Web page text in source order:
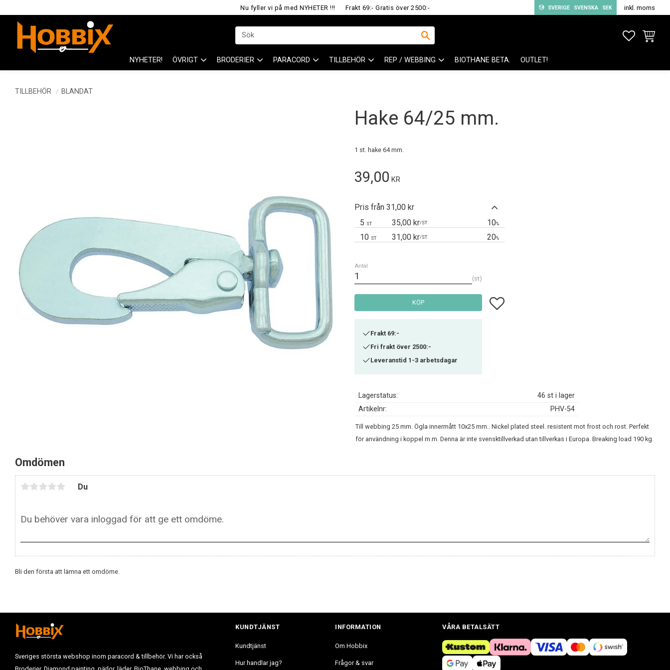
Nu fyller vi på med NYHETER !!! Frakt 69:- Gratis över 2500:- SVERIGE SVENSKA SEK inkl. moms
NYHETER! ÖVRIGT BRODERIER PARACORD TILLBEHÖR REP / WEBBING BIOTHANE BETA. OUTLET!
TILLBEHÖR BLANDAT
Hake 64/25 mm.
1 st. hake 64 mm.
39,00 KR
Pris från 31,00 kr
5 ST 35,00 kr/ST 10%
10 ST 31,00 kr/ST 20%
Antal
st
KÖP Lägg till i favoriter
Frakt 69:-
Fri frakt över 2500:-
Leveranstid 1-3 arbetsdagar
Lagerstatus
46 st i lager
Artikelnr
PHV-54
Till webbing 25 mm. Ögla innermått 10x25 mm.. Nickel plated steel. resistent mot frost och rost. Perfekt
för användning i koppel m.m. Denna är inte svensktillverkad utan tillverkas i Europa. Breaking load 190 kg.
Omdömen
Du
Bli den första att lämna ett omdöme.
Sveriges största webshop inom paracord & tillbehör. Vi har också
KUNDTJÄNST
Kundtjänst
Hur handlar jag?
INFORMATION
Om Hobbix
Frågor & svar
VÅRA BETALSÄTT